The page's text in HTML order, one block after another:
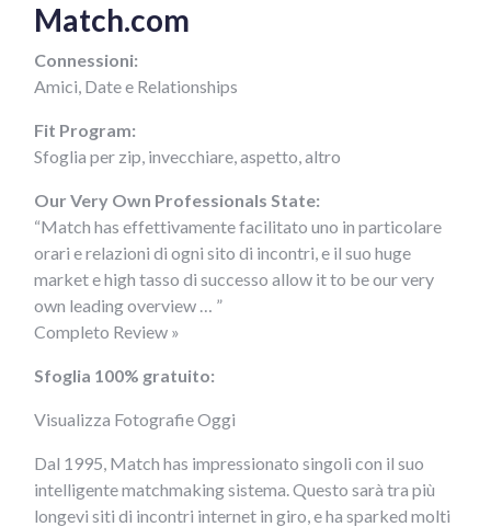
Match.com
Connessioni:
Amici, Date e Relationships
Fit Program:
Sfoglia per zip, invecchiare, aspetto, altro
Our Very Own Professionals State:
“Match has effettivamente facilitato uno in particolare
orari e relazioni di ogni sito di incontri, e il suo huge
market e high tasso di successo allow it to be our very
own leading overview … ”
Completo Review »
Sfoglia 100% gratuito:
Visualizza Fotografie Oggi
Dal 1995, Match has impressionato singoli con il suo
intelligente matchmaking sistema. Questo sarà tra più
longevi siti di incontri internet in giro, e ha sparked molti